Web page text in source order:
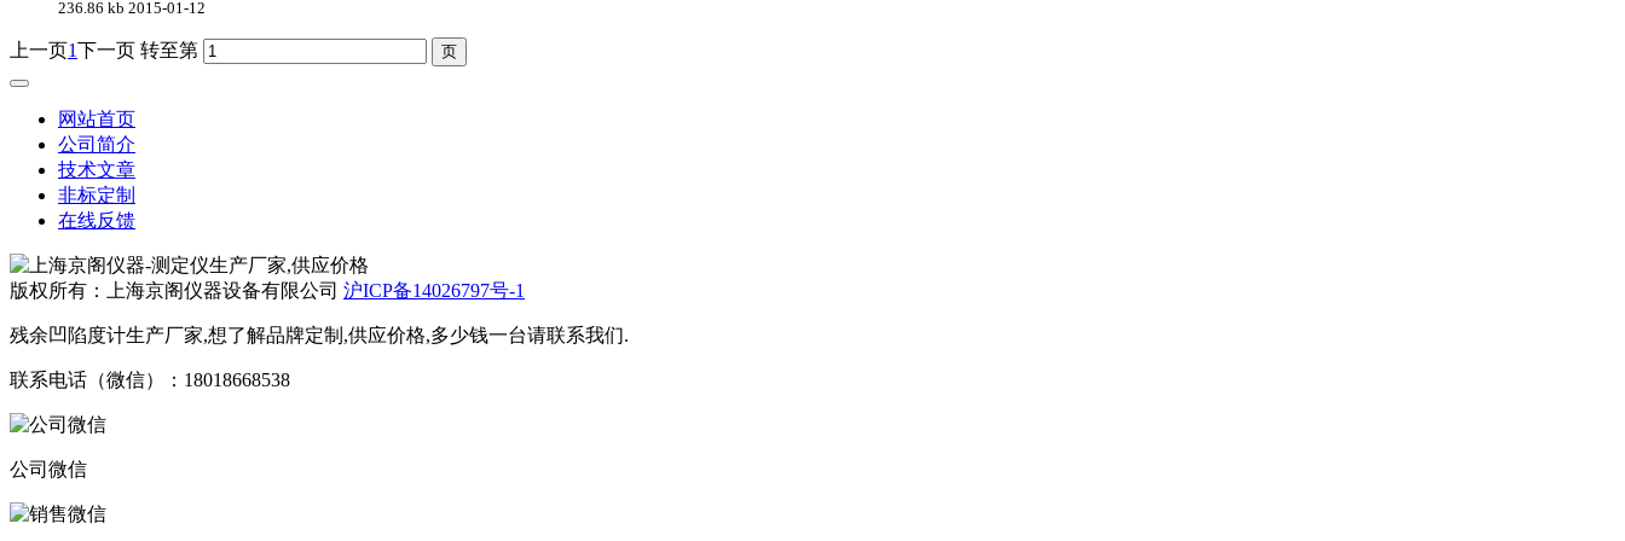
236.86 kb 2015-01-12
上一页1下一页 转至第
网站首页
公司简介
技术文章
非标定制
在线反馈
版权所有：上海京阁仪器设备有限公司 沪ICP备14026797号-1
残余凹陷度计生产厂家,想了解品牌定制,供应价格,多少钱一台请联系我们.
联系电话（微信）：18018668538
公司微信